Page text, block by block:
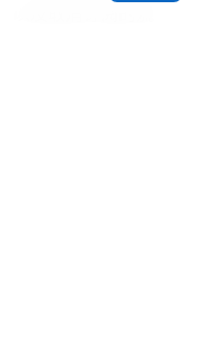
及取消订阅的流